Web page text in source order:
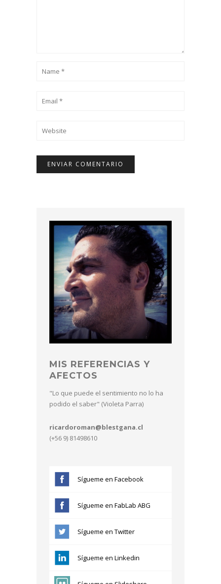
MIS REFERENCIAS Y
AFECTOS
"Lo que puede el sentimiento no lo ha
podido el saber" (Violeta Parra)
ricardoroman@blestgana.cl
(+56 9) 81498610
Sígueme en Facebook
Sígueme en FabLab ABG
Sígueme en Twitter
Sígueme en Linkedin